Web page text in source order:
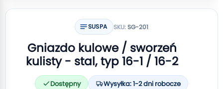
SUSPA SKU:SG-201
Gniazdo kulowe / sworzeń
kulisty - stal, typ 16-1 / 16-2
Dostępny Wysyłka: 1-2 dni robocze